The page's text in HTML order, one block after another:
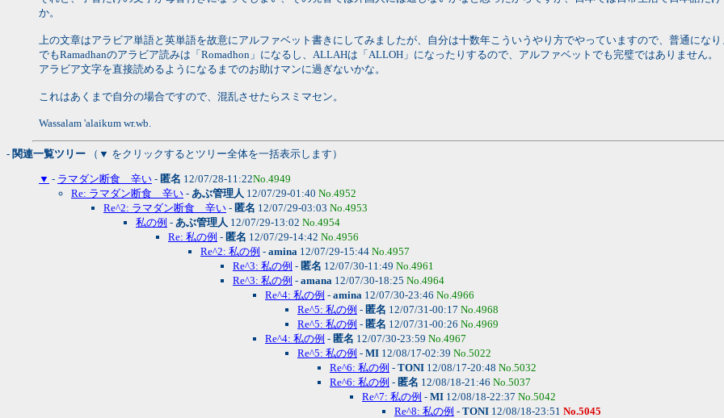
か。
上の文章はアラビア単語と英単語を故意にアルファベット書きにしてみましたが、自分は十数年こういうやり方でやっていますので、普通にな
でもRamadhanのアラビア読みは「Romadhon」になるし、ALLAHは「ALLOH」になったりするので、アルファベットでも完璧ではありません。
アラビア文字を直接読めるようになるまでのお助けマンに過ぎないかな。
これはあくまで自分の場合ですので、混乱させたらスミマセン。
Wassalam 'alaikum wr.wb.
- 関連一覧ツリー （▼ をクリックするとツリー全体を一括表示します）
▼ - ラマダン断食 辛い - 匿名 12/07/28-11:22No.4949
Re: ラマダン断食 辛い - あぶ管理人 12/07/29-01:40 No.4952
Re^2: ラマダン断食 辛い - 匿名 12/07/29-03:03 No.4953
私の例 - あぶ管理人 12/07/29-13:02 No.4954
Re: 私の例 - 匿名 12/07/29-14:42 No.4956
Re^2: 私の例 - amina 12/07/29-15:44 No.4957
Re^3: 私の例 - 匿名 12/07/30-11:49 No.4961
Re^3: 私の例 - amana 12/07/30-18:25 No.4964
Re^4: 私の例 - amina 12/07/30-23:46 No.4966
Re^5: 私の例 - 匿名 12/07/31-00:17 No.4968
Re^5: 私の例 - 匿名 12/07/31-00:26 No.4969
Re^4: 私の例 - 匿名 12/07/30-23:59 No.4967
Re^5: 私の例 - MI 12/08/17-02:39 No.5022
Re^6: 私の例 - TONI 12/08/17-20:48 No.5032
Re^6: 私の例 - 匿名 12/08/18-21:46 No.5037
Re^7: 私の例 - MI 12/08/18-22:37 No.5042
Re^8: 私の例 - TONI 12/08/18-23:51 No.5045